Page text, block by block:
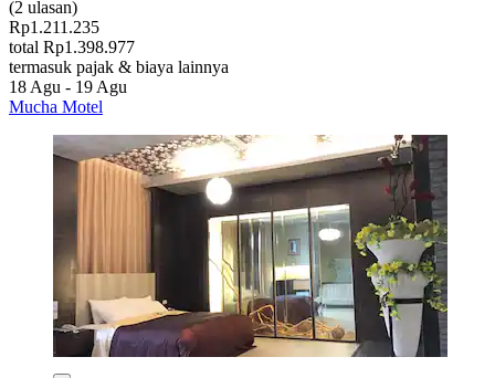
(2 ulasan)
Rp1.211.235
total Rp1.398.977
termasuk pajak & biaya lainnya
18 Agu - 19 Agu
Mucha Motel